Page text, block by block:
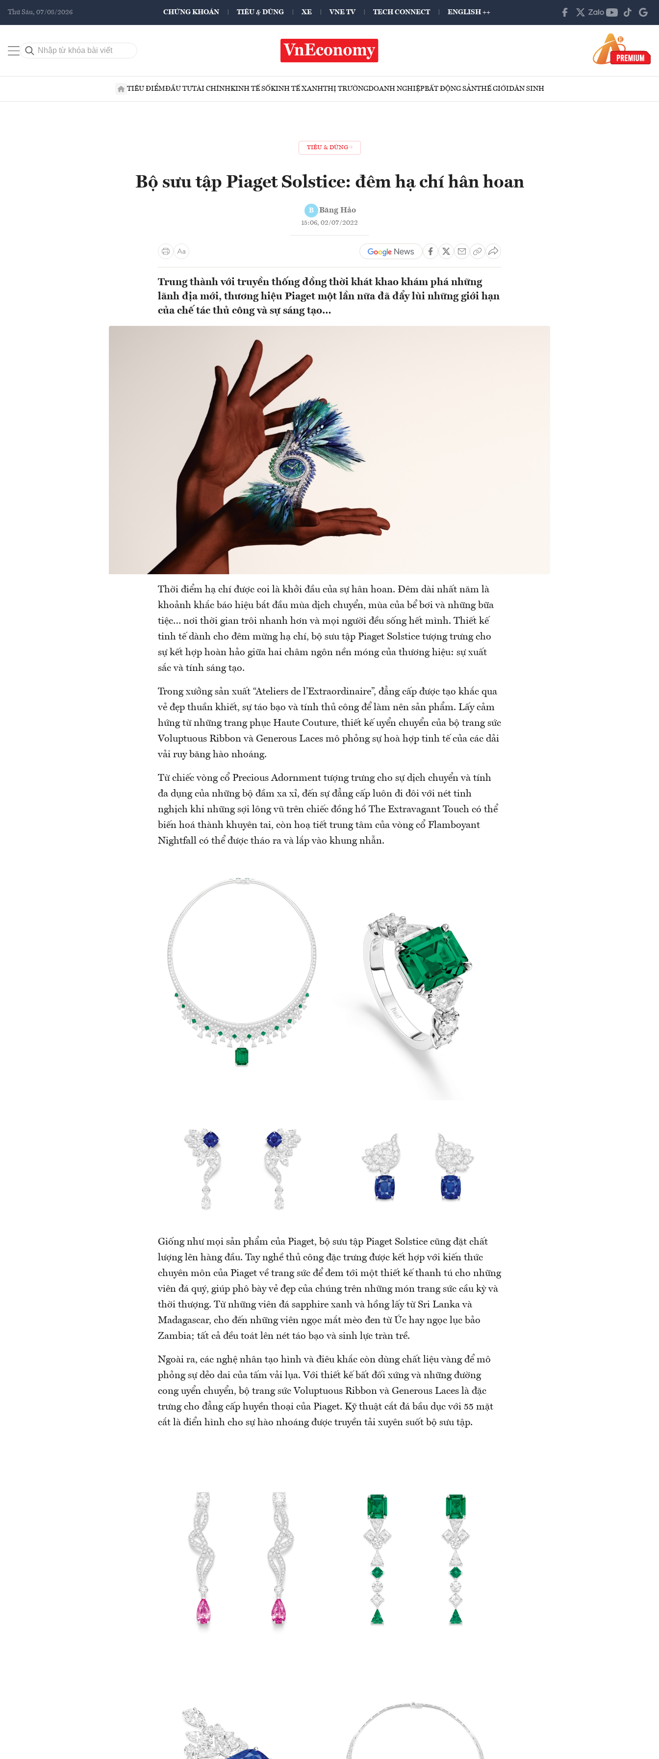
Thứ Sáu, 07/08/2026 CHỨNG KHOÁN TIÊU & DÙNG XE VNE TV TECH CONNECT ENGLISH ++
TIÊU ĐIỂMĐẦU TƯTÀI CHÍNHKINH TẾ SỐKINH TẾ XANHTHỊ TRƯỜNGDOANH NGHIỆPBẤT ĐỘNG SẢNTHẾ GIỚIDÂN SINH
TIÊU & DÙNG
Bộ sưu tập Piaget Solstice: đêm hạ chí hân hoan
B Băng Hảo
15:06, 02/07/2022
Trung thành với truyền thống đồng thời khát khao khám phá những
lãnh địa mới, thương hiệu Piaget một lần nữa đã đẩy lùi những giới hạn
của chế tác thủ công và sự sáng tạo…
Thời điểm hạ chí được coi là khởi đầu của sự hân hoan. Đêm dài nhất năm là
khoảnh khắc báo hiệu bắt đầu mùa dịch chuyển, mùa của bể bơi và những bữa
tiệc… nơi thời gian trôi nhanh hơn và mọi người đều sống hết mình. Thiết kế
tinh tế dành cho đêm mừng hạ chí, bộ sưu tập Piaget Solstice tượng trưng cho
sự kết hợp hoàn hảo giữa hai châm ngôn nền móng của thương hiệu: sự xuất
sắc và tính sáng tạo.
Trong xưởng sản xuất “Ateliers de l’Extraordinaire”, đẳng cấp được tạo khắc qua
vẻ đẹp thuần khiết, sự táo bạo và tính thủ công để làm nên sản phẩm. Lấy cảm
hứng từ những trang phục Haute Couture, thiết kế uyển chuyển của bộ trang sức
Voluptuous Ribbon và Generous Laces mô phỏng sự hoà hợp tinh tế của các dải
vải ruy băng hào nhoáng.
Từ chiếc vòng cổ Precious Adornment tượng trưng cho sự dịch chuyển và tính
đa dụng của những bộ đầm xa xỉ, đến sự đẳng cấp luôn đi đôi với nét tinh
nghịch khi những sợi lông vũ trên chiếc đồng hồ The Extravagant Touch có thể
biến hoá thành khuyên tai, còn hoạ tiết trung tâm của vòng cổ Flamboyant
Nightfall có thể được tháo ra và lắp vào khung nhẫn.
Giống như mọi sản phẩm của Piaget, bộ sưu tập Piaget Solstice cũng đặt chất
lượng lên hàng đầu. Tay nghề thủ công đặc trưng được kết hợp với kiến thức
chuyên môn của Piaget về trang sức để đem tới một thiết kế thanh tú cho những
viên đá quý, giúp phô bày vẻ đẹp của chúng trên những món trang sức cầu kỳ và
thời thượng. Từ những viên đá sapphire xanh và hồng lấy từ Sri Lanka và
Madagascar, cho đến những viên ngọc mắt mèo đen từ Úc hay ngọc lục bảo
Zambia; tất cả đều toát lên nét táo bạo và sinh lực tràn trề.
Ngoài ra, các nghệ nhân tạo hình và điêu khắc còn dùng chất liệu vàng để mô
phỏng sự dẻo dai của tấm vải lụa. Với thiết kế bất đối xứng và những đường
cong uyển chuyển, bộ trang sức Voluptuous Ribbon và Generous Laces là đặc
trưng cho đẳng cấp huyền thoại của Piaget. Kỹ thuật cắt đá bầu dục với 55 mặt
cắt là điển hình cho sự hào nhoáng được truyền tải xuyên suốt bộ sưu tập.